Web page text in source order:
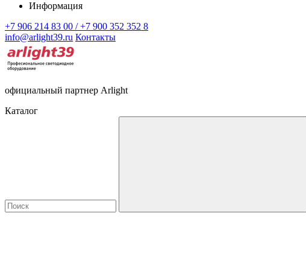
Информация
+7 906 214 83 00 / +7 900 352 352 8
info@arlight39.ru Контакты
официальный партнер Arlight
Каталог